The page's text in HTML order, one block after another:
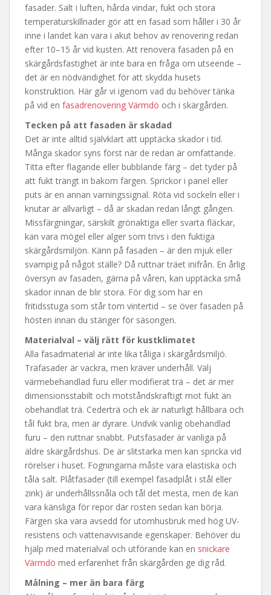
fasader. Salt i luften, hårda vindar, fukt och stora
temperaturskillnader gör att en fasad som håller i 30 år
inne i landet kan vara i akut behov av renovering redan
efter 10–15 år vid kusten. Att renovera fasaden på en
skärgårdsfastighet är inte bara en fråga om utseende –
det är en nödvändighet för att skydda husets
konstruktion. Här går vi igenom vad du behöver tänka
på vid en fasadrenovering Värmdö och i skärgården.
Tecken på att fasaden är skadad
Det är inte alltid självklart att upptäcka skador i tid.
Många skador syns först när de redan är omfattande.
Titta efter flagande eller bubblande färg – det tyder på
att fukt trängt in bakom färgen. Sprickor i panel eller
puts är en annan varningssignal. Röta vid sockeln eller i
knutar är allvarligt – då är skadan redan långt gången.
Missfärgningar, särskilt grönaktiga eller svarta fläckar,
kan vara mögel eller alger som trivs i den fuktiga
skärgårdsmiljön. Känn på fasaden – är den mjuk eller
svampig på något ställe? Då ruttnar träet inifrån. En årlig
översyn av fasaden, gärna på våren, kan upptäcka små
skador innan de blir stora. För dig som har en
fritidsstuga som står tom vintertid – se över fasaden på
hösten innan du stänger för säsongen.
Materialval – välj rätt för kustklimatet
Alla fasadmaterial är inte lika tåliga i skärgårdsmiljö.
Träfasader är vackra, men kräver underhåll. Välj
värmebehandlad furu eller modifierat trä – det är mer
dimensionsstabilt och motståndskraftigt mot fukt än
obehandlat trä. Cederträ och ek är naturligt hållbara och
tål fukt bra, men är dyrare. Undvik vanlig obehandlad
furu – den ruttnar snabbt. Putsfasader är vanliga på
äldre skärgårdshus. De är slitstarka men kan spricka vid
rörelser i huset. Fogningarna måste vara elastiska och
tåla salt. Plåtfasader (till exempel fasadplåt i stål eller
zink) är underhållssnåla och tål det mesta, men de kan
vara känsliga för repor där rosten sedan kan börja.
Färgen ska vara avsedd för utomhusbruk med hög UV-
resistens och vattenavvisande egenskaper. Behöver du
hjälp med materialval och utförande kan en snickare
Värmdö med erfarenhet från skärgården ge dig råd.
Målning – mer än bara färg